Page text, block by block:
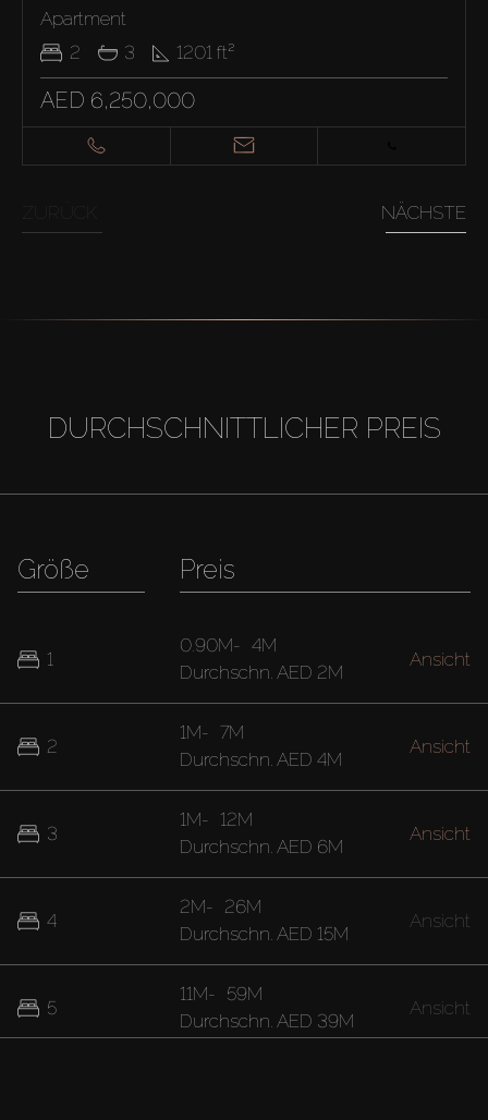
Apartment
2
3 1201 ft²
AED 6,250,000
NÄCHSTE
DURCHSCHNITTLICHER PREIS
Größe
1
2
3
4
5
Preis
0.90M- 4M
Durchschn. AED 2M
Ansicht
1M- 7M
Durchschn. AED 4M
Ansicht
1M- 12M
Durchschn. AED 6M
Ansicht
2M- 26M
Durchschn. AED 15M
Ansicht
11M- 59M
Durchschn. AED 39M
Ansicht